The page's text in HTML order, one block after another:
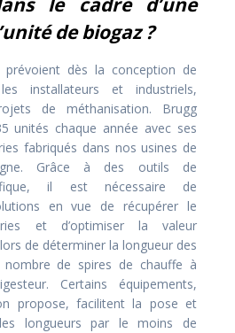
de biogaz ?
prévoient dès la conception de
installateurs et industriels,
de méthanisation. Brugg
unités chaque année avec ses
fabriqués dans nos usines de
Grâce à des outils de
il est nécessaire de
en vue de récupérer le
et d’optimiser la valeur
de déterminer la longueur des
nombre de spires de chauffe à
Certains équipements,
propose, facilitent la pose et
longueurs par le moins de